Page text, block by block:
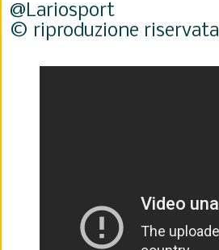
@Lariosport
© riproduzione riservata